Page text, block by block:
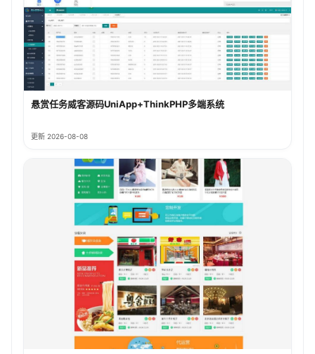
悬赏任务威客源码UniApp+ThinkPHP多端系统
更新 2026-08-08